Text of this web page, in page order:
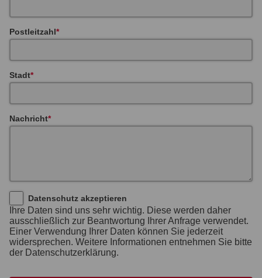
Postleitzahl
Stadt
Nachricht
Datenschutz akzeptieren
Ihre Daten sind uns sehr wichtig. Diese werden daher
ausschließlich zur Beantwortung Ihrer Anfrage verwendet.
Einer Verwendung Ihrer Daten können Sie jederzeit
widersprechen. Weitere Informationen entnehmen Sie bitte
der Datenschutzerklärung.